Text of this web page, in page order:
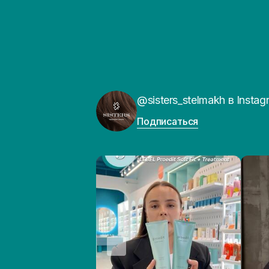
@sisters_stelmakh в
Подписаться